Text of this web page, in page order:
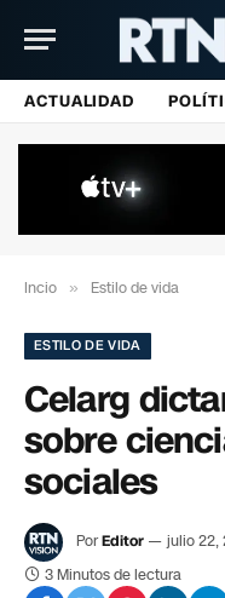
ACTUALIDAD
Incio » Estilo de vida
ESTILO DE VIDA
Celarg
sobre
sociales
PorEditor julio 22,
3 Minutos de lectura